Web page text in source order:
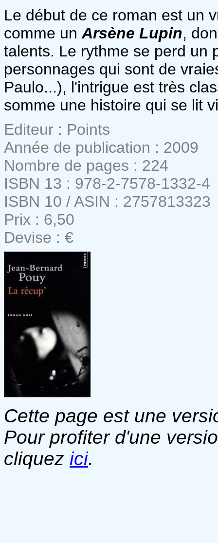
Le début de ce roman est un
comme un Arsène Lupin,
talents. Le rythme se perd un
personnages qui sont de
Paulo...), l'intrigue est très
somme une histoire qui se lit
Editeur : Points
Année de publication : 2009
Nombre de pages : 224
ISBN 13 : 978-2-7578-1332-4
ISBN 10 / ASIN : 2757813323
Prix : 6,50
Devise : €
Cette page est une
Pour profiter d'une
cliquez ici.